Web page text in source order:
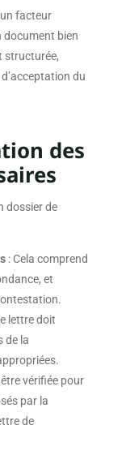
facteur
document bien
structurée,
du
des
dossier de
: Cela comprend
et
lettre doit
de la
vérifiée pour
par la
de